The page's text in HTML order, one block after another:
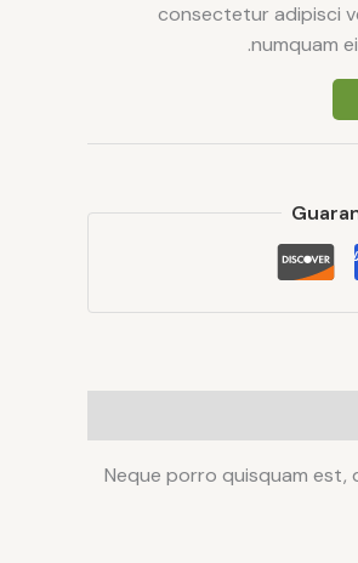
consectetur adipisci
numquam
Neque porro quisquam est,